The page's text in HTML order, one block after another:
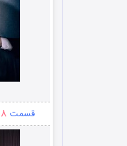
قسمت ۸ (زیرنویس)